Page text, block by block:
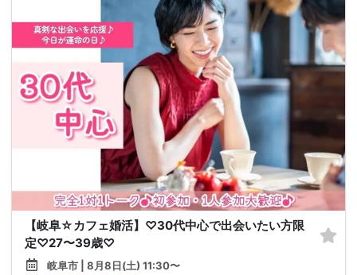
【岐阜☆カフェ婚活】♡30代中心で出会いたい方限
定♡27〜39歳♡
岐阜市 | 8月8日(土) 11:30〜